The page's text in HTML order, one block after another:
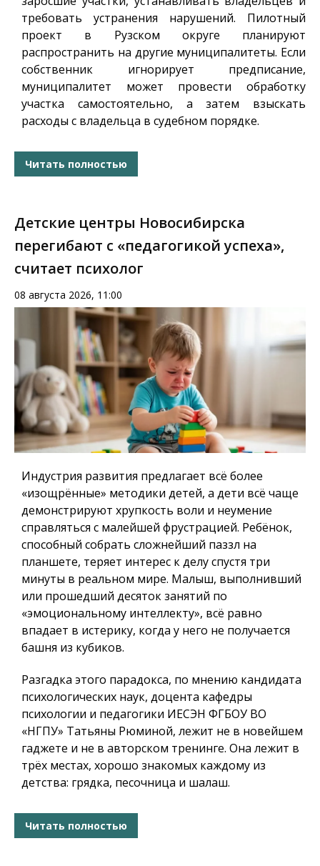
требовать устранения нарушений. Пилотный
проект в Рузском округе планируют
распространить на другие муниципалитеты. Если
собственник игнорирует предписание,
муниципалитет может провести обработку
участка самостоятельно, а затем взыскать
расходы с владельца в судебном порядке.
Читать полностью
Детские центры Новосибирска
перегибают с «педагогикой успеха»,
считает психолог
08 августа 2026, 11:00
Индустрия развития предлагает всё более
«изощрённые» методики детей, а дети всё чаще
демонстрируют хрупкость воли и неумение
справляться с малейшей фрустрацией. Ребёнок,
способный собрать сложнейший паззл на
планшете, теряет интерес к делу спустя три
минуты в реальном мире. Малыш, выполнивший
или прошедший десяток занятий по
«эмоциональному интеллекту», всё равно
впадает в истерику, когда у него не получается
башня из кубиков.
Разгадка этого парадокса, по мнению кандидата
психологических наук, доцента кафедры
психологии и педагогики ИЕСЭН ФГБОУ ВО
«НГПУ» Татьяны Рюминой, лежит не в новейшем
гаджете и не в авторском тренинге. Она лежит в
трёх местах, хорошо знакомых каждому из
детства: грядка, песочница и шалаш.
Читать полностью